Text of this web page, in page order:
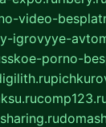
video-
igrovyye-
porno-